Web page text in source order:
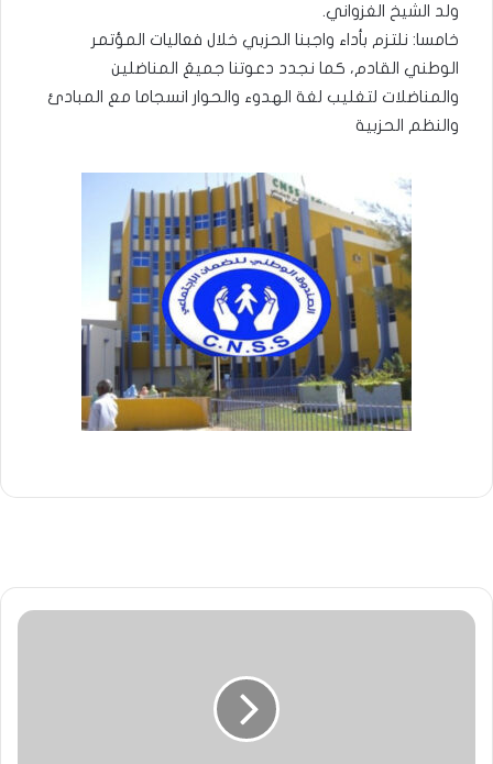
ولد الشيخ الغزواني.
خامسا: نلتزم بأداء واجبنا الحزبي خلال فعاليات المؤتمر
الوطني القادم، كما نجدد دعوتنا جميعَ المناضلين
والمناضلات لتغليب لغة الهدوء والحوار انسجاما مع المبادئ
والنظم الحزبية